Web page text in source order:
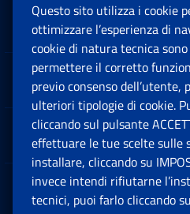
Sedi e Contatti
Software
Note Legali
App mobile
Questo sito utilizza i cookie
ottimizzare l’esperienza di
cookie di natura tecnica
permettere il corretto
previo consenso dell’utente,
ulteriori tipologie di cookie.
cliccando sul pulsante
effettuare le tue scelte sulle
installare, cliccando su
invece intendi rifiutarne
tecnici, puoi farlo cliccando